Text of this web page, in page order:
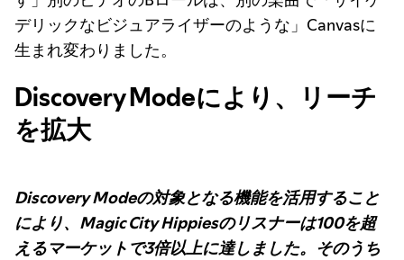
デリックなビジュアライザーのような」Canvasに
生まれ変わりました。
Discovery Modeにより、リーチ
を拡大
Discovery Modeの対象となる機能を活用すること
により、Magic City Hippiesのリスナーは100を超
えるマーケットで3倍以上に達しました。そのうち